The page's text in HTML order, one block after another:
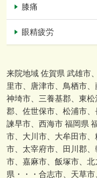
膝痛
眼精疲労
来院地域 佐賀県 武雄市
里市、唐津市、鳥栖市、
神埼市、三養基郡、東
郡、佐世保市、松浦市
諫早市、西海市 福岡県
市、大川市、大牟田市
市、太宰府市、田川郡
市、嘉麻市、飯塚市、
県・・・合志市、天草